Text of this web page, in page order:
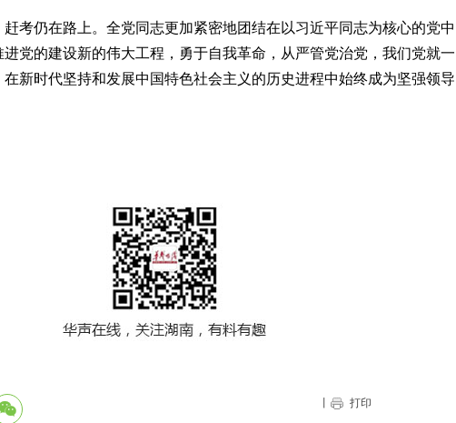
考仍在路上。全党同志更加紧密地团结在以习近平同志为核心的党中
党的建设新的伟大工程，勇于自我革命，从严管党治党，我们党就一
新时代坚持和发展中国特色社会主义的历史进程中始终成为坚强领导
打印